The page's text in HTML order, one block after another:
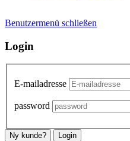
Benutzermenü schließen
Login
E-mailadresse
password
Ny kunde? Login